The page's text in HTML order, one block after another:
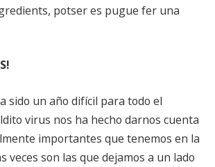
potser es pugue fer una
sido un año difícil para todo el
virus nos ha hecho darnos cuenta
importantes que tenemos en la
veces son las que dejamos a un lado